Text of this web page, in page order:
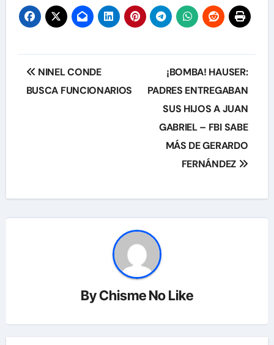
Navegación
de
NINEL CONDE
BUSCA FUNCIONARIOS
¡BOMBA! HAUSER:
PADRES ENTREGABAN
SUS HIJOS A JUAN
GABRIEL – FBI SABE
MÁS DE GERARDO
FERNÁNDEZ
ByChisme No Like